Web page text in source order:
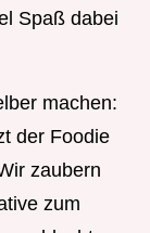
Spaß dabei
machen:
der Foodie
zaubern
zum